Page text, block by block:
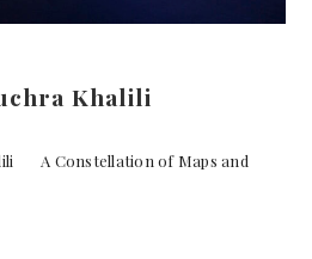
Khalili
A Constellation of Maps and